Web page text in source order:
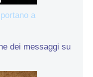
a
dei messaggi su